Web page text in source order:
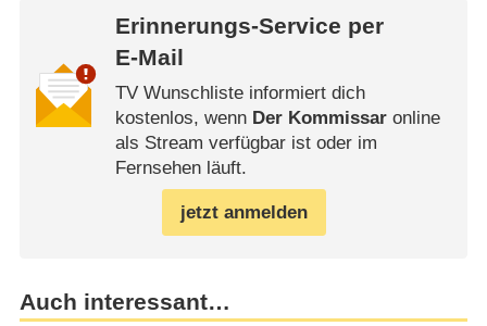
Erinnerungs-Service per
E-Mail
TV Wunschliste informiert dich
kostenlos, wenn Der Kommissaronline
als Stream verfügbar ist oder im
Fernsehen läuft.
jetzt anmelden
Auch interessant…